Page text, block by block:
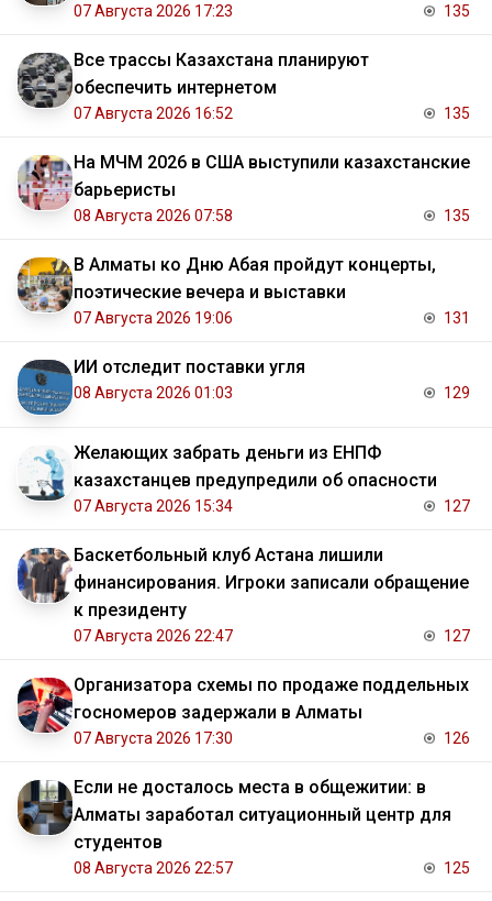
07 Августа 2026 17:23 135
Все трассы Казахстана планируют
обеспечить интернетом
07 Августа 2026 16:52 135
На МЧМ 2026 в США выступили казахстанские
барьеристы
08 Августа 2026 07:58 135
В Алматы ко Дню Абая пройдут концерты,
поэтические вечера и выставки
07 Августа 2026 19:06 131
ИИ отследит поставки угля
08 Августа 2026 01:03 129
Желающих забрать деньги из ЕНПФ
казахстанцев предупредили об опасности
07 Августа 2026 15:34 127
Баскетбольный клуб Астана лишили
финансирования. Игроки записали обращение
к президенту
07 Августа 2026 22:47 127
Организатора схемы по продаже поддельных
госномеров задержали в Алматы
07 Августа 2026 17:30 126
Если не досталось места в общежитии: в
Алматы заработал ситуационный центр для
студентов
08 Августа 2026 22:57 125